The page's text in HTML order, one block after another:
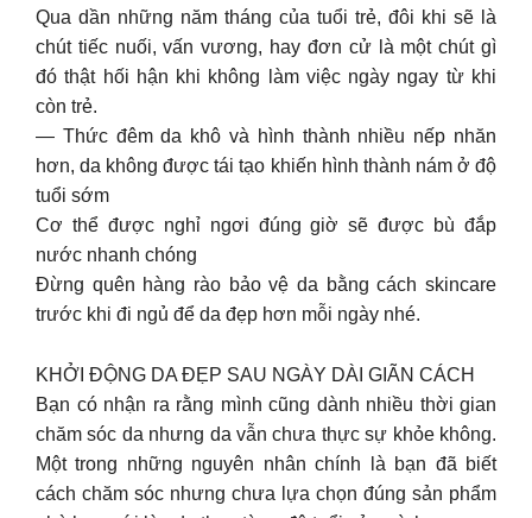
Qua dần những năm tháng của tuổi trẻ, đôi khi sẽ là
chút tiếc nuối, vấn vương, hay đơn cử là một chút gì
đó thật hối hận khi không làm việc ngày ngay từ khi
còn trẻ.
— Thức đêm da khô và hình thành nhiều nếp nhăn
hơn, da không được tái tạo khiến hình thành nám ở độ
tuổi sớm
Cơ thể được nghỉ ngơi đúng giờ sẽ được bù đắp
nước nhanh chóng
Đừng quên hàng rào bảo vệ da bằng cách skincare
trước khi đi ngủ để da đẹp hơn mỗi ngày nhé.
KHỞI ĐỘNG DA ĐẸP SAU NGÀY DÀI GIÃN CÁCH
Bạn có nhận ra rằng mình cũng dành nhiều thời gian
chăm sóc da nhưng da vẫn chưa thực sự khỏe không.
Một trong những nguyên nhân chính là bạn đã biết
cách chăm sóc nhưng chưa lựa chọn đúng sản phẩm